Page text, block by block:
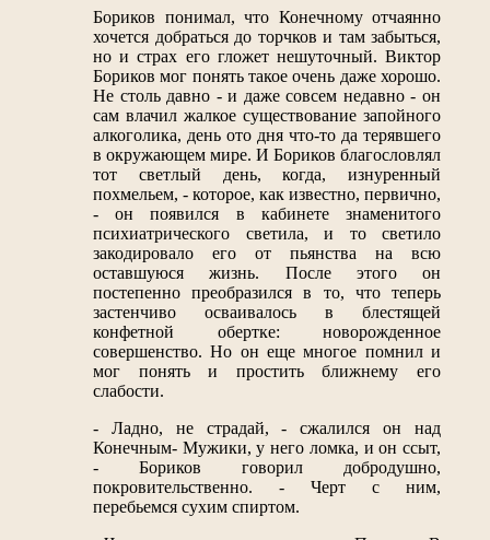
Бориков понимал, что Конечному отчаянно
хочется добраться до торчков и там забыться,
но и страх его гложет нешуточный. Виктор
Бориков мог понять такое очень даже хорошо.
Не столь давно - и даже совсем недавно - он
сам влачил жалкое существование запойного
алкоголика, день ото дня что-то да терявшего
в окружающем мире. И Бориков благословлял
тот светлый день, когда, изнуренный
похмельем, - которое, как известно, первично,
- он появился в кабинете знаменитого
психиатрического светила, и то светило
закодировало его от пьянства на всю
оставшуюся жизнь. После этого он
постепенно преобразился в то, что теперь
застенчиво осваивалось в блестящей
конфетной обертке: новорожденное
совершенство. Но он еще многое помнил и
мог понять и простить ближнему его
слабости.
- Ладно, не страдай, - сжалился он над
Конечным- Мужики, у него ломка, и он ссыт,
- Бориков говорил добродушно,
покровительственно. - Черт с ним,
перебьемся сухим спиртом.